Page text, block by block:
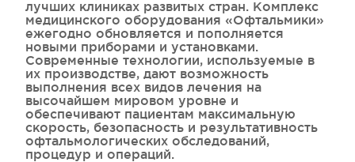
лучших клиниках развитых стран. Комплекс
медицинского оборудования «Офтальмики»
ежегодно обновляется и пополняется
новыми приборами и установками.
Современные технологии, используемые в
их производстве, дают возможность
выполнения всех видов лечения на
высочайшем мировом уровне и
обеспечивают пациентам максимальную
скорость, безопасность и результативность
офтальмологических обследований,
процедур и операций.